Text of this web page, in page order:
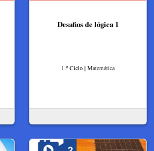
Desafios de lógica 1
1.º Ciclo | Matemática